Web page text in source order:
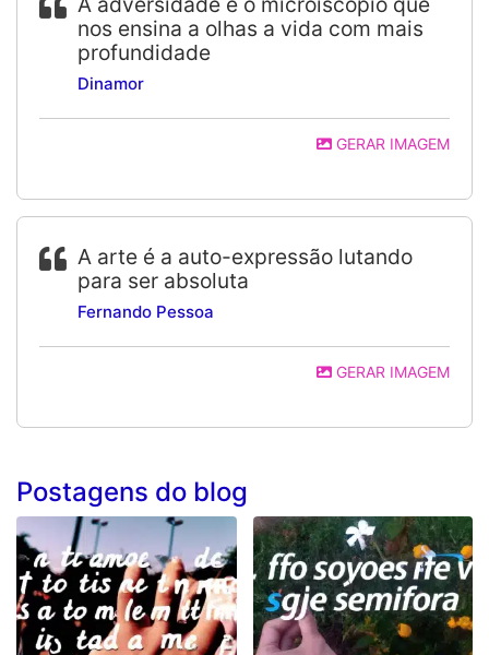
nos ensina a olhas a vida com mais
profundidade
Dinamor
GERAR IMAGEM
A arte é a auto-expressão lutando
para ser absoluta
Fernando Pessoa
GERAR IMAGEM
Postagens do blog